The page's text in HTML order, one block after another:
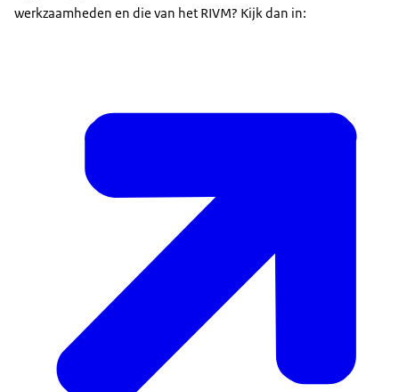
werkzaamheden en die van het RIVM? Kijk dan in: